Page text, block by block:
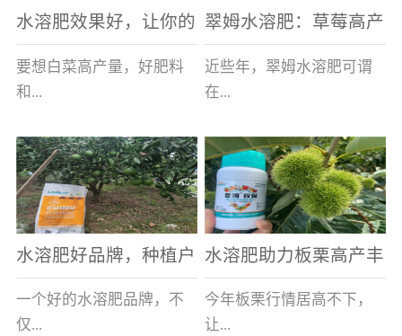
结等原因，导致土壤差，
作物根系...
大棚里忙碌。为什么窦大
哥家的草...
水溶肥效果好，让你的
白菜增产不是问题
要想白菜高产量，好肥料
和...
好的技术管理缺一不可，
相信广大白菜种植户们都
深有体会。今天就一起来
看看，什么样的水溶肥可
以让你的...
翠姆水溶肥：草莓高产
的好帮手
近些年，翠姆水溶肥可谓
在...
河北草莓区域话题不减，
不但在草莓上表现效果明
显，使用的种植户更是越
来越多。今天，借此机
会，一起来...
水溶肥好品牌，种植户
纷纷为“翠姆“点赞
一个好的水溶肥品牌，不
仅...
水溶肥助力板栗高产丰
产
今年板栗行情居高不下，
让...